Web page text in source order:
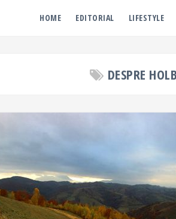
HOME EDITORIAL LIFESTYLE
DESPRE